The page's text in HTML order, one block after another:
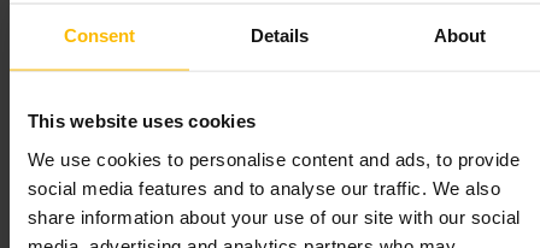
Consent Details About
This website uses cookies
We use cookies to personalise content and ads, to provide
social media features and to analyse our traffic. We also
share information about your use of our site with our social
GlasgowEten #LiveMuziek
ZondagseRoast
#GezelligUiteten #DiepgefrituurdeMarsbar
Wat u kunt verwachten
Kleine, warme ruimte met tafels bij kaarslicht en een gastvrije
bediening. Menu’s combineren lokale ingrediënten met herkenbare
gerechten, van haggis-lasagne tot steak-venison pie. Live piano of
singer-songwriter avonden maken het extra levendig. Service is